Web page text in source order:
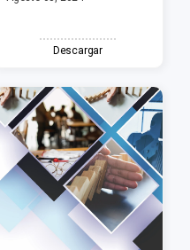
Descargar